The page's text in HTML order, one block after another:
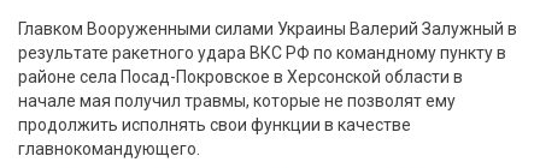
Главком Вооруженными силами Украины Валерий Залужный в
результате ракетного удара ВКС РФ по командному пункту в
районе села Посад-Покровское в Херсонской области в
начале мая получил травмы, которые не позволят ему
продолжить исполнять свои функции в качестве
главнокомандующего.